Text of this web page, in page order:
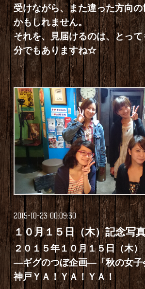
受けながら、また違った方向
かもしれません。
それを、見届けるのは、とっ
分でもありますね☆
2015-10-23 00:09:30
１０月１５日（木）記念写
２０１５年１０月１５日（木）
―ギグのつぼ企画―「秋の
神戸ＹＡ！ＹＡ！ＹＡ！